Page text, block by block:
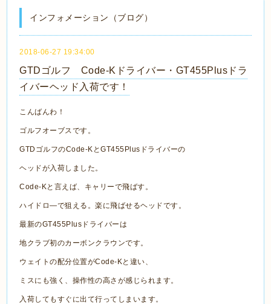
インフォメーション（ブログ）
2018-06-27 19:34:00
GTDゴルフ Code-Kドライバー・GT455Plusドラ
イバーヘッド入荷です！
こんばんわ！
ゴルフオーブスです。
GTDゴルフのCode-KとGT455Plusドライバーの
ヘッドが入荷しました。
Code-Kと言えば、キャリーで飛ばす。
ハイドロ―で狙える。楽に飛ばせるヘッドです。
最新のGT455Plusドライバーは
地クラブ初のカーボンクラウンです。
ウェイトの配分位置がCode-Kと違い、
ミスにも強く、操作性の高さが感じられます。
入荷してもすぐに出て行ってしまいます。